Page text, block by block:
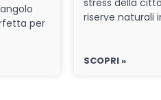
per
stress della
riserve naturali
SCOPRI »